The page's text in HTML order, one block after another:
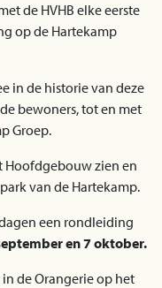
de HVHB elke eerste
op de Hartekamp
in de historie van deze
bewoners, tot en met
Groep.
Hoofdgebouw zien en
van de Hartekamp.
een rondleiding
en 7 oktober.
de Orangerie op het